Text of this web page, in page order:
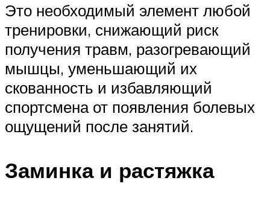
Это необходимый элемент любой
тренировки, снижающий риск
получения травм, разогревающий
мышцы, уменьшающий их
скованность и избавляющий
спортсмена от появления болевых
ощущений после занятий.
Заминка и растяжка